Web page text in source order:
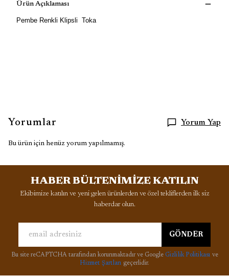
Ürün Açıklaması
Pembe Renkli Klipsli Toka
Yorumlar Yorum Yap
Bu ürün için henüz yorum yapılmamış.
HABER BÜLTENİMİZE KATILIN
Ekibimize katılın ve yeni gelen ürünlerden ve özel tekliflerden ilk siz
haberdar olun.
GÖNDER
Bu site reCAPTCHA tarafından korunmaktadır ve Google Gizlilik Politikası ve
Hizmet Şartları geçerlidir.